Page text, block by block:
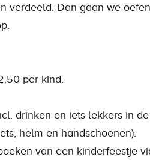
verdeeld. Dan gaan we
per kind.
drinken en iets lekkers in
helm en handschoenen).
van een kinderfeestje